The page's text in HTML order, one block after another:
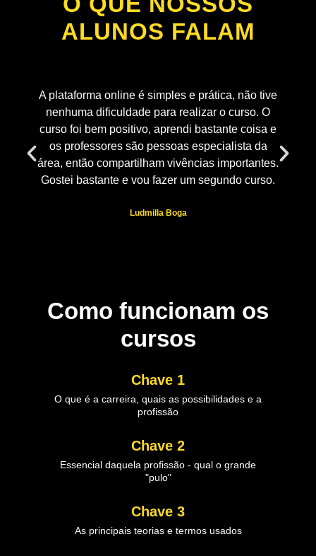
ALUNOS FALAM
A plataforma online é simples e prática, não tive
nenhuma dificuldade para realizar o curso. O
curso foi bem positivo, aprendi bastante coisa e
os professores são pessoas especialista da
área, então compartilham vivências importantes.
Gostei bastante e vou fazer um segundo curso.
Ludmilla Boga
Como funcionam os
cursos
Chave 1
O que é a carreira, quais as possibilidades e a
profissão
Chave 2
Essencial daquela profissão - qual o grande
"pulo"
Chave 3
As principais teorias e termos usados